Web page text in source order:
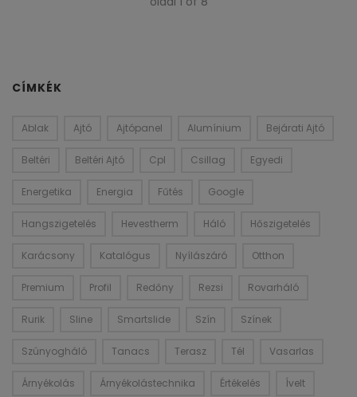
CÍMKÉK
Ablak Ajtó Ajtópanel Alumínium Bejárati Ajtó
Beltéri Beltéri Ajtó Cpl Csillag Egyedi
Energetika Energia Fűtés Google
Hangszigetelés Hevestherm Háló Hőszigetelés
Karácsony Katalógus Nyílászáró Otthon
Premium Profil Redőny Rezsi Rovarháló
Rurik Sline Smartslide Szín Színek
Szúnyogháló Tanacs Terasz Tél Vasarlas
Árnyékolás Árnyékolástechnika Értékelés Ívelt